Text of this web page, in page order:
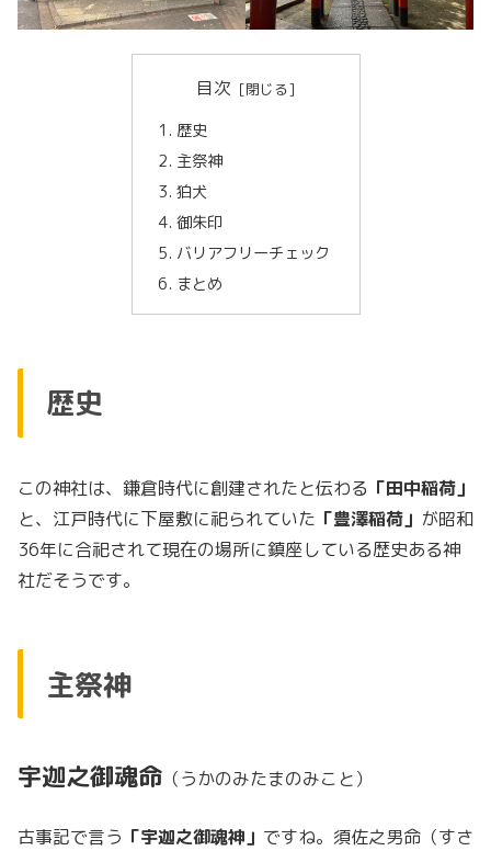
目次
歴史
主祭神
狛犬
御朱印
バリアフリーチェック
まとめ
歴史
この神社は、鎌倉時代に創建されたと伝わる 「田中稲荷」
と、江戸時代に下屋敷に祀られていた 「豊澤稲荷」 が昭和
36年に合祀されて現在の場所に鎮座している歴史ある神
社だそうです。
主祭神
宇迦之御魂命 （うかのみたまのみこと）
古事記で言う 「宇迦之御魂神」 ですね。須佐之男命（すさ